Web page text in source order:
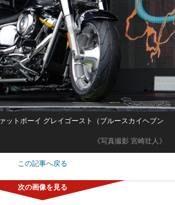
《写真撮影 宮崎壮人》
ットボーイ グレイゴースト（ブルースカイヘブン
この記事へ戻る